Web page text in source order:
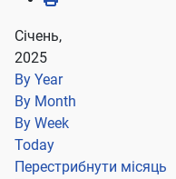
Січень,
2025
By Year
By Month
By Week
Today
Перестрибнути місяць